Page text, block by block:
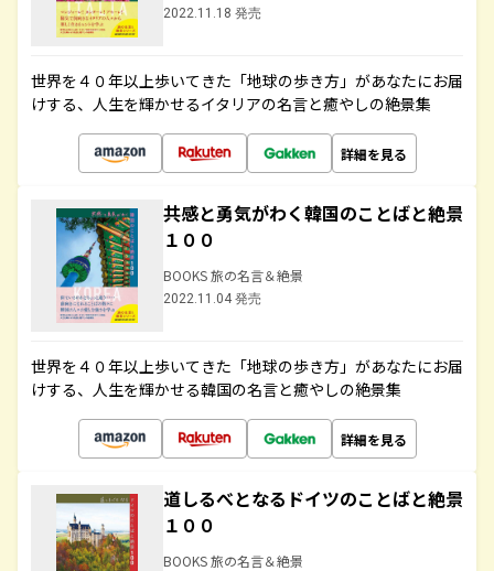
2022.11.18 発売
世界を４０年以上歩いてきた「地球の歩き方」があなたにお届
けする、人生を輝かせるイタリアの名言と癒やしの絶景集
詳細を見る
共感と勇気がわく韓国のことばと絶景
１００
BOOKS 旅の名言＆絶景
2022.11.04 発売
世界を４０年以上歩いてきた「地球の歩き方」があなたにお届
けする、人生を輝かせる韓国の名言と癒やしの絶景集
詳細を見る
道しるべとなるドイツのことばと絶景
１００
BOOKS 旅の名言＆絶景